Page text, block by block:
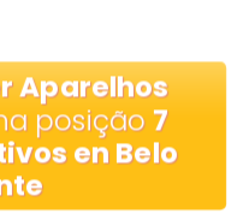
Aparelhos
posição 7
en Belo